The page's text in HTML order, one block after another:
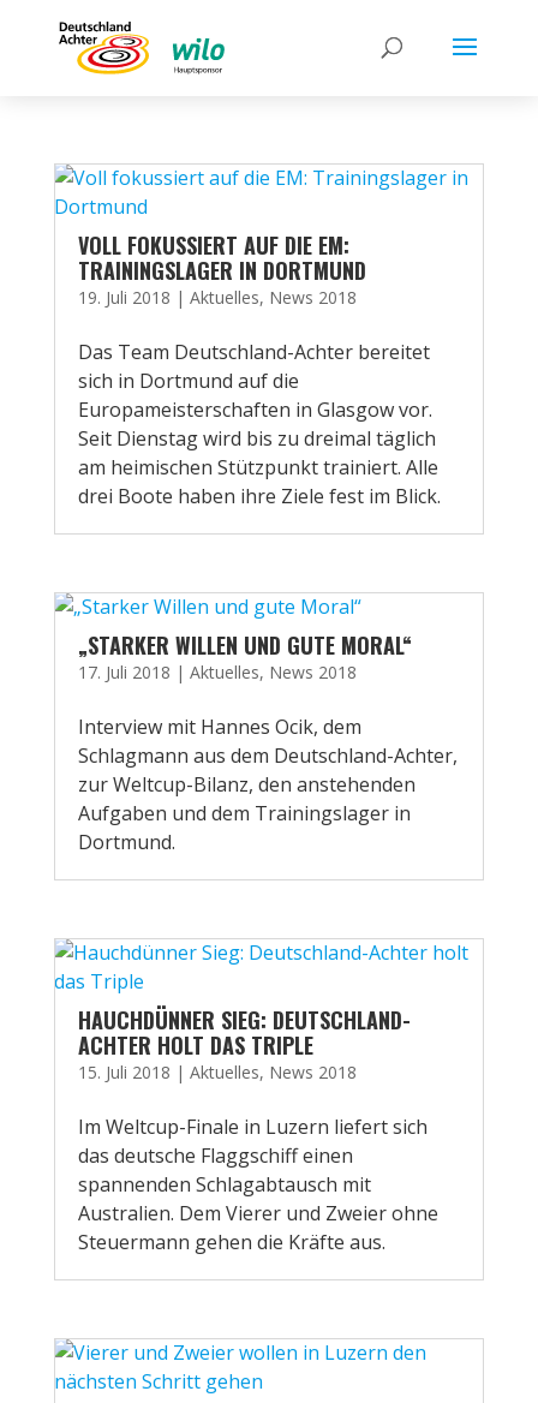
VOLL FOKUSSIERT AUF DIE EM:
TRAININGSLAGER IN DORTMUND
19. Juli 2018 | Aktuelles, News 2018
Das Team Deutschland-Achter bereitet
sich in Dortmund auf die
Europameisterschaften in Glasgow vor.
Seit Dienstag wird bis zu dreimal täglich
am heimischen Stützpunkt trainiert. Alle
drei Boote haben ihre Ziele fest im Blick.
„STARKER WILLEN UND GUTE MORAL“
17. Juli 2018 | Aktuelles, News 2018
Interview mit Hannes Ocik, dem
Schlagmann aus dem Deutschland-Achter,
zur Weltcup-Bilanz, den anstehenden
Aufgaben und dem Trainingslager in
Dortmund.
HAUCHDÜNNER SIEG: DEUTSCHLAND-
ACHTER HOLT DAS TRIPLE
15. Juli 2018 | Aktuelles, News 2018
Im Weltcup-Finale in Luzern liefert sich
das deutsche Flaggschiff einen
spannenden Schlagabtausch mit
Australien. Dem Vierer und Zweier ohne
Steuermann gehen die Kräfte aus.